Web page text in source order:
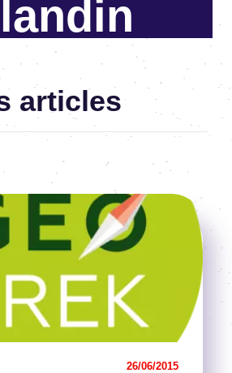
articles
26/06/2015